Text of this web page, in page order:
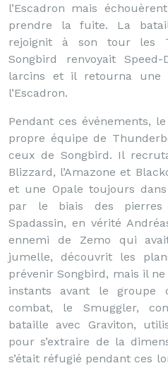
l’Escadron mais
prendre la fuite. La
rejoignit à son tour les
Songbird renvoyait
larcins et il retourna une
l’Escadron.
Pendant ces événements,
propre équipe de
ceux de Songbird. Il
Blizzard, l’Amazone et
et une Opale toujours
par le biais des
Spadassin, en vérité
ennemi de Zemo qui
jumelle, découvrit les
prévenir Songbird, mais il
instants avant le groupe
combat, le Smuggler,
bataille avec Graviton,
pour s’extraire de la
s’était réfugié pendant ces